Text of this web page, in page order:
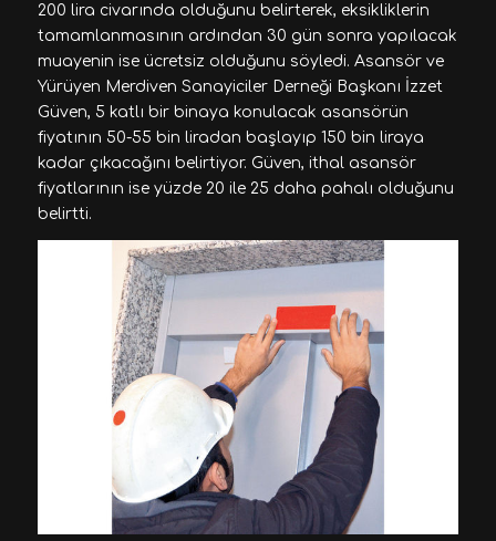
200 lira civarında olduğunu belirterek, eksikliklerin
tamamlanmasının ardından 30 gün sonra yapılacak
muayenin ise ücretsiz olduğunu söyledi. Asansör ve
Yürüyen Merdiven Sanayiciler Derneği Başkanı İzzet
Güven, 5 katlı bir binaya konulacak asansörün
fiyatının 50-55 bin liradan başlayıp 150 bin liraya
kadar çıkacağını belirtiyor. Güven, ithal asansör
fiyatlarının ise yüzde 20 ile 25 daha pahalı olduğunu
belirtti.